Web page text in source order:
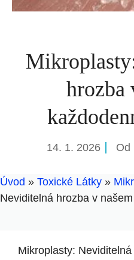
hrozba
14. 1. 2026 Od
Úvod » Toxické Látky »
Neviditelná hrozba v
Mikroplasty: